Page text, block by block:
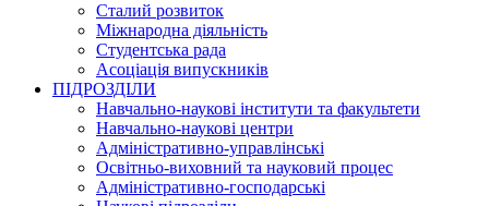
Сталий розвиток
Міжнародна діяльність
Студентська рада
Асоціація випускників
ПІДРОЗДІЛИ
Навчально-наукові інститути та факультети
Навчально-наукові центри
Адміністративно-управлінські
Освітньо-виховний та науковий процес
Адміністративно-господарські